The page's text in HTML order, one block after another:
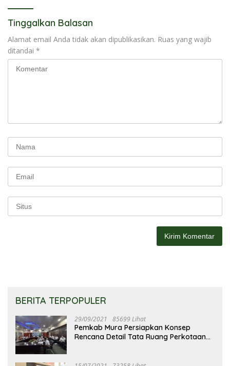
Tinggalkan Balasan
Alamat email Anda tidak akan dipublikasikan. Ruas yang wajib
ditandai *
BERITA TERPOPULER
29/09/2021 85699 Lihat
Pemkab Mura Persiapkan Konsep
Rencana Detail Tata Ruang Perkotaan